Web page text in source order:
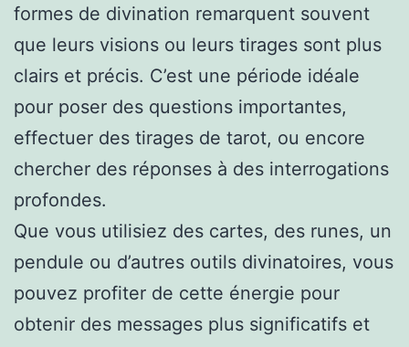
formes de divination remarquent souvent
que leurs visions ou leurs tirages sont plus
clairs et précis. C’est une période idéale
pour poser des questions importantes,
effectuer des tirages de tarot, ou encore
chercher des réponses à des interrogations
profondes.
Que vous utilisiez des cartes, des runes, un
pendule ou d’autres outils divinatoires, vous
pouvez profiter de cette énergie pour
obtenir des messages plus significatifs et